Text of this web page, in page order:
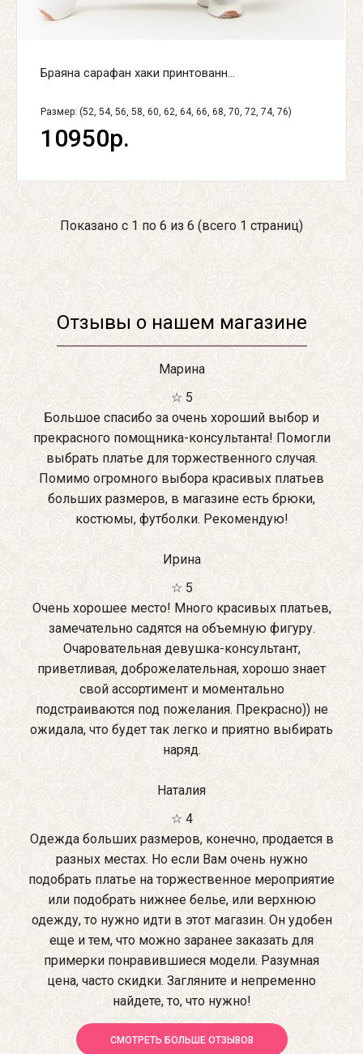
Браяна сарафан хаки принтованн...
Размер: (52, 54, 56, 58, 60, 62, 64, 66, 68, 70, 72, 74, 76)
10950р.
Показано с 1 по 6 из 6 (всего 1 страниц)
Отзывы о нашем магазине
Марина
☆ 5
Большое спасибо за очень хороший выбор и
прекрасного помощника-консультанта! Помогли
выбрать платье для торжественного случая.
Помимо огромного выбора красивых платьев
больших размеров, в магазине есть брюки,
костюмы, футболки. Рекомендую!
Ирина
☆ 5
Очень хорошее место! Много красивых платьев,
замечательно садятся на объемную фигуру.
Очаровательная девушка-консультант,
приветливая, доброжелательная, хорошо знает
свой ассортимент и моментально
подстраиваются под пожелания. Прекрасно)) не
ожидала, что будет так легко и приятно выбирать
наряд.
Наталия
☆ 4
Одежда больших размеров, конечно, продается в
разных местах. Но если Вам очень нужно
подобрать платье на торжественное мероприятие
или подобрать нижнее белье, или верхнюю
одежду, то нужно идти в этот магазин. Он удобен
еще и тем, что можно заранее заказать для
примерки понравившиеся модели. Разумная
цена, часто скидки. Загляните и непременно
найдете, то, что нужно!
СМОТРЕТЬ БОЛЬШЕ ОТЗЫВОВ